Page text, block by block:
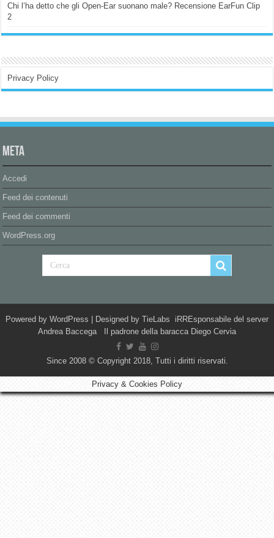
Chi l’ha detto che gli Open-Ear suonano male? Recensione EarFun Clip
2
Privacy Policy
Meta
Accedi
Feed dei contenuti
Feed dei commenti
WordPress.org
Powered by WordPress | Designed by TieLabs iRREsponsabile del server
Andrea Baccega Il padrone della baracca Diego Cervia
Since 2008 © Copyright 2018, Tutti i diritti riservati.
Privacy & Cookies Policy